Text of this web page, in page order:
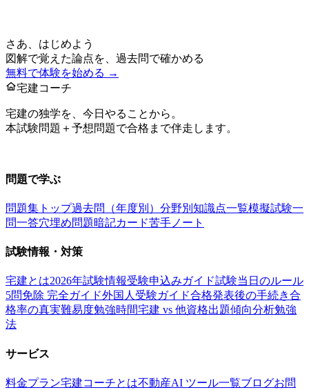
さあ、はじめよう
図解で覚えた論点を、過去問で確かめる
無料で体験を始める →
宅建コーチ
宅建の独学を、今日やることから。
本試験問題＋予想問題で合格まで伴走します。
問題で学ぶ
問題集トップ過去問（年度別） 分野別 知識点一覧模擬試験一
問一答穴埋め問題暗記カード苦手ノート
試験情報・対策
宅建とは2026年試験情報受験申込みガイド試験当日のルール
5問免除 完全ガイド外国人受験ガイド合格発表後の手続き合
格率の真実難易度勉強時間宅建 vs 他資格出題傾向分析勉強
法
サービス
料金プラン宅建コーチとは不動産AI ツール一覧ブログお問